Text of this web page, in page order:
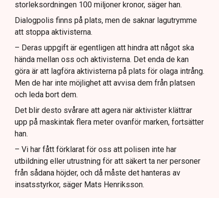
storleksordningen 100 miljoner kronor, säger han.
Dialogpolis finns på plats, men de saknar lagutrymme
att stoppa aktivisterna.
– Deras uppgift är egentligen att hindra att något ska
hända mellan oss och aktivisterna. Det enda de kan
göra är att lagföra aktivisterna på plats för olaga intrång.
Men de har inte möjlighet att avvisa dem från platsen
och leda bort dem.
Det blir desto svårare att agera när aktivister klättrar
upp på maskintak flera meter ovanför marken, fortsätter
han.
– Vi har fått förklarat för oss att polisen inte har
utbildning eller utrustning för att säkert ta ner personer
från sådana höjder, och då måste det hanteras av
insatsstyrkor, säger Mats Henriksson.